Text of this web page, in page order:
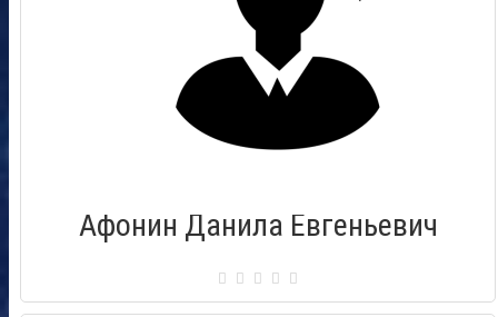
Афонин Данила Евгеньевич
Сертификат: 000438
Город: Псков